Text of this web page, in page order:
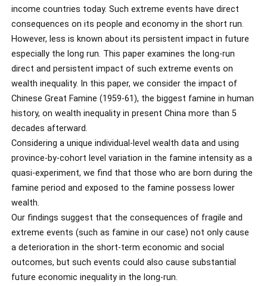
income countries today. Such extreme events have direct
consequences on its people and economy in the short run.
However, less is known about its persistent impact in future
especially the long run. This paper examines the long-run
direct and persistent impact of such extreme events on
wealth inequality. In this paper, we consider the impact of
Chinese Great Famine (1959-61), the biggest famine in human
history, on wealth inequality in present China more than 5
decades afterward.
Considering a unique individual-level wealth data and using
province-by-cohort level variation in the famine intensity as a
quasi-experiment, we find that those who are born during the
famine period and exposed to the famine possess lower
wealth.
Our findings suggest that the consequences of fragile and
extreme events (such as famine in our case) not only cause
a deterioration in the short-term economic and social
outcomes, but such events could also cause substantial
future economic inequality in the long-run.